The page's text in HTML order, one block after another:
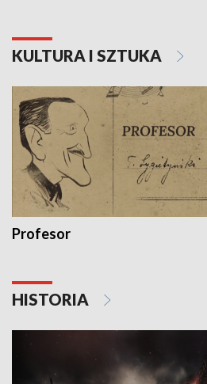
KULTURA I SZTUKA
Profesor
HISTORIA